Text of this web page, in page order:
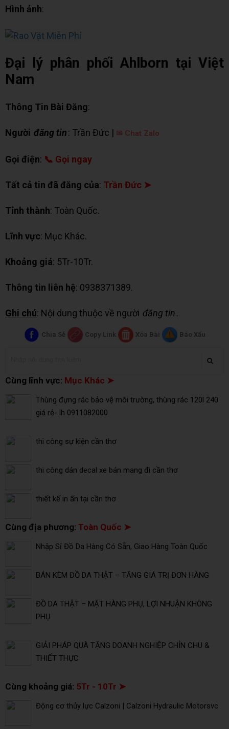
Hình ảnh:
Đại lý phân phối Ahlborn tại Việt
Nam
Thông Tin Bài Đăng:
Người đăng tin: Trần Đức | ✉ Chat Zalo
Gọi điện: 📞 Gọi ngay
Tất cả tin đã đăng của: Trần Đức ➤
Tỉnh thành: Toàn Quốc.
Lĩnh vực: Mục Khác.
Khoảng giá: 5Tr-10Tr.
Thông tin liên hệ: 0938371389.
Ghi chú: Nội dung thuộc về người đăng tin.
Chia Sẻ Copy Link Xóa Bài Báo Xấu
Cùng lĩnh vực: Mục Khác ➤
Thùng đựng rác bảo vệ môi trường, thùng rác 120l 240
giá rẻ- lh 0911082000
thi công sự kiện cần thơ
thi công dán decal xe bán mang đi cần thơ
thiết kế in ấn tại cần thơ
Cùng địa phương: Toàn Quốc ➤
Nhập Sỉ Đồ Da Hàng Có Sẵn, Giao Hàng Toàn Quốc
BÁN KÈM ĐỒ DA THẬT – TĂNG GIÁ TRỊ ĐƠN HÀNG
ĐỒ DA THẬT – MẶT HÀNG PHỤ, LỢI NHUẬN KHÔNG
PHỤ
GIẢI PHÁP QUÀ TẶNG DOANH NGHIỆP CHỈN CHU &
THIẾT THỰC
Cùng khoảng giá: 5Tr - 10Tr ➤
Động cơ thủy lực Calzoni | Calzoni Hydraulic Motorsvc